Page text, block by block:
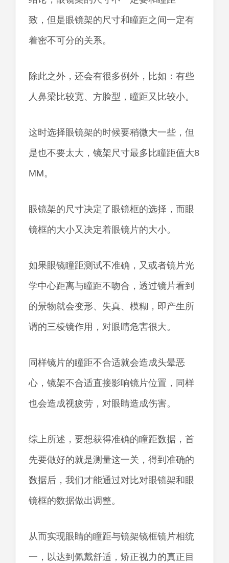
致，但是眼镜架的尺寸和瞳距之间一定有
着密不可分的关系。
除此之外，还会有很多例外，比如：有些
人鼻梁比较宽、方脸型，瞳距又比较小。
这时选择眼镜架的时候要稍微大一些，但
是也不要太大，镜架尺寸最多比瞳距值大8
MM。
眼镜架的尺寸决定了眼镜框的选择，而眼
镜框的大小又决定着眼镜片的大小。
如果眼镜瞳距测试不准确，又或者镜片光
学中心距离与瞳距不吻合，透过镜片看到
的景物就会变形、失真、模糊，即产生所
谓的三棱镜作用，对眼睛危害很大。
同样镜片的瞳距不合适就会造成头晕恶
心，镜架不合适直接影响镜片位置，同样
也会造成视疲劳，对眼睛造成伤害。
综上所述，要想获得准确的瞳距数据，首
先要做好的就是测量这一关，得到准确的
数据后，我们才能通过对比对眼镜架和眼
镜框的数据做出调整。
从而实现眼睛的瞳距与镜架镜框镜片相统
一，以达到佩戴舒适，矫正视力的真正目